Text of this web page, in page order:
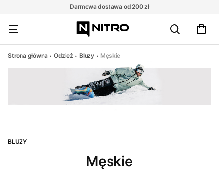
Darmowa dostawa od 200 zł
Strona główna Odzież Bluzy Męskie
BLUZY
Męskie